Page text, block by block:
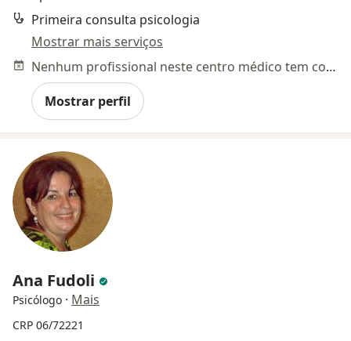
Primeira consulta psicologia
Mostrar mais serviços
Nenhum profissional neste centro médico tem consultas disponíveis
Mostrar perfil
Ana Fudoli
Psicólogo · Mais
CRP 06/72221